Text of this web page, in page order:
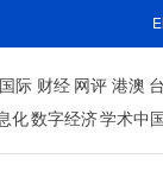
国际 财经 网评 港澳
化数字经济学术中国